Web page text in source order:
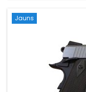
Jauns